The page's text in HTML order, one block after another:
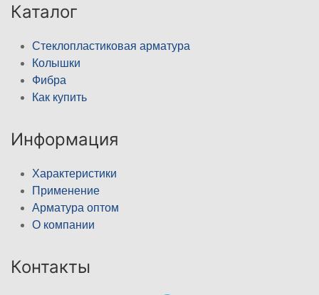
Каталог
Стеклопластиковая арматура
Колышки
Фибра
Как купить
Информация
Характеристики
Применение
Арматура оптом
О компании
Контакты